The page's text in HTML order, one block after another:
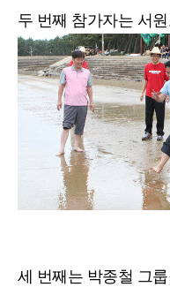
두 번째 참가자는 서
세 번째는 박종철 그